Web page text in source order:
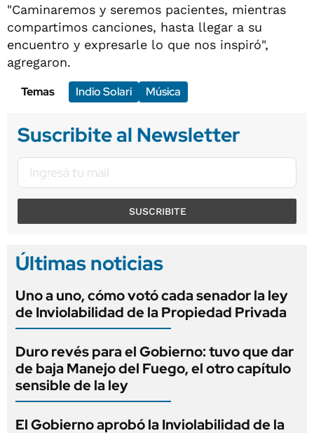
"Caminaremos y seremos pacientes, mientras
compartimos canciones, hasta llegar a su
encuentro y expresarle lo que nos inspiró",
agregaron.
Temas
Indio Solari Música
Suscribite al Newsletter
SUSCRIBITE
Últimas noticias
Uno a uno, cómo votó cada senador la ley
de Inviolabilidad de la Propiedad Privada
Duro revés para el Gobierno: tuvo que dar
de baja Manejo del Fuego, el otro capítulo
sensible de la ley
El Gobierno aprobó la Inviolabilidad de la